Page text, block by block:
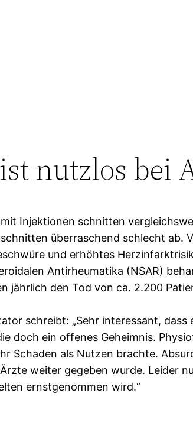
nutzlos bei
Injektionen schnitten
überraschend schlecht ab.
und erhöhtes
Antirheumatika (NSAR)
jährlich den Tod von ca. 2.200
schreibt: „Sehr interessant,
doch ein offenes Geheimnis.
Schaden als Nutzen brachte.
weiter gegeben wurde. Leider
ernstgenommen wird.“